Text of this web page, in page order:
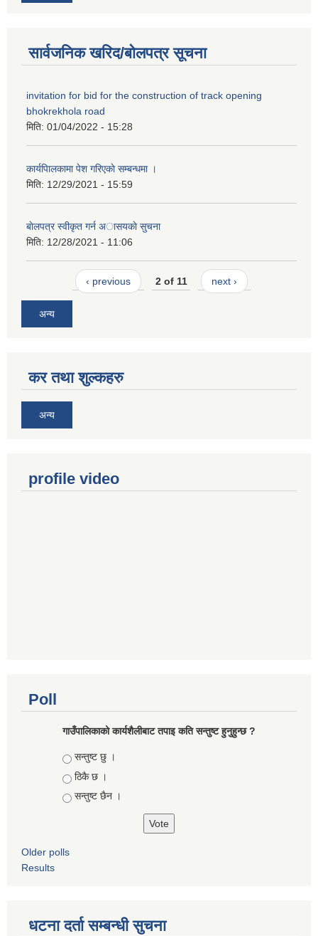
सार्वजनिक खरिद/बोलपत्र सूचना
invitation for bid for the construction of track opening
bhokrekhola road
मिति: 01/04/2022 - 15:28
कार्यपािलकामा पेश गरिएकाे सम्बन्धमा ।
मिति: 12/29/2021 - 15:59
बाेलपत्र स्वीकृत गर्न अासयकाे सुचना
मिति: 12/28/2021 - 11:06
‹ previous 2 of 11 next ›
अन्य
कर तथा शुल्कहरु
अन्य
profile video
Poll
गाउँपालिकाको कार्यशैलीबाट तपाइ कति सन्तुष्ट हुनुहुन्छ ?
Choices
सन्तुष्ट छु ।
ठिकै छ ।
सन्तुष्ट छैन ।
Older polls
Results
धटना दर्ता सम्बन्धी सुचना